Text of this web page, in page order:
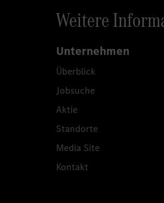
Weitere
Unternehmen
Überblick
Jobsuche
Aktie
Standorte
Media Site
Kontakt